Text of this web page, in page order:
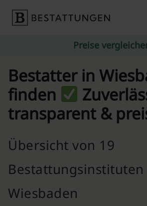
Preise
Bestatter in
finden
transparent &
Übersicht von 19
Bestattungsinstituten
Wiesbaden